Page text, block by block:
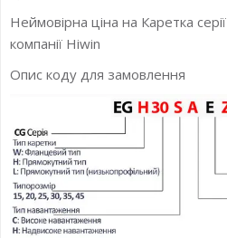
Неймовірна ціна на Каретка серії
компанії Hiwin
Опис коду для замовлення